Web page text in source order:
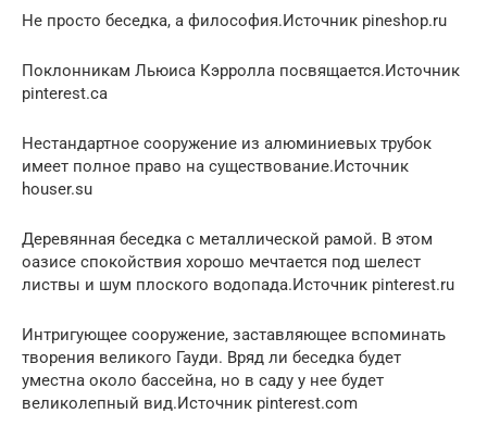
Не просто беседка, а философия.Источник pineshop.ru
Поклонникам Льюиса Кэрролла посвящается.Источник
pinterest.ca
Нестандартное сооружение из алюминиевых трубок
имеет полное право на существование.Источник
houser.su
Деревянная беседка с металлической рамой. В этом
оазисе спокойствия хорошо мечтается под шелест
листвы и шум плоского водопада.Источник pinterest.ru
Интригующее сооружение, заставляющее вспоминать
творения великого Гауди. Вряд ли беседка будет
уместна около бассейна, но в саду у нее будет
великолепный вид.Источник pinterest.com